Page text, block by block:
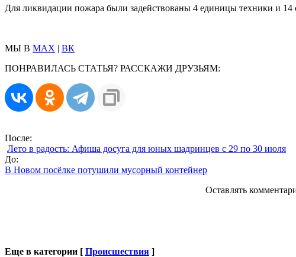
Для ликвидации пожара были задействованы 4 единицы техники и
МЫ В MAX | ВК
ПОНРАВИЛАСЬ СТАТЬЯ? РАССКАЖИ ДРУЗЬЯМ:
После:
Лето в радость: Афиша досуга для юных шадринцев с 29 по 30 июля
До:
В Новом посёлке потушили мусорный контейнер
Оставлять
Еще в категории [ Происшествия ]